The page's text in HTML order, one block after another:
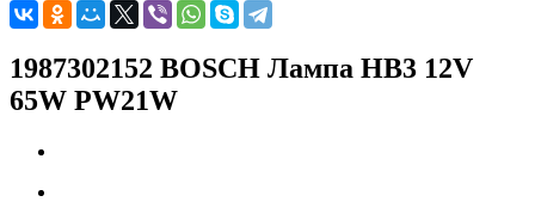
1987302152 BOSCH Лампа HB3 12V
65W PW21W